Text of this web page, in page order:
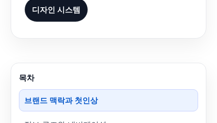
디자인 시스템
목차
브랜드 맥락과 첫인상